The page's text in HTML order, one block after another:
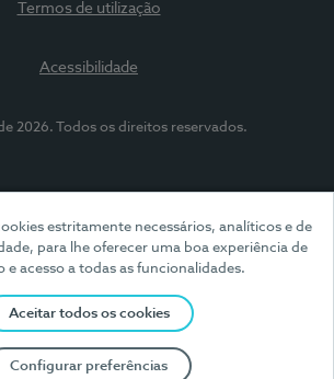
estritamente necessários, analíticos e de
para lhe oferecer uma boa experiência de
e acesso a todas as funcionalidades.
Aceitar todos os cookies
Configurar preferências
Termos de utilização
Acessibilidade
2026. Todos os direitos reservados.